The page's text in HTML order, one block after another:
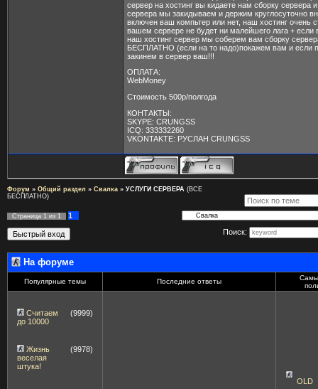
сервер на хостинг вы кидаете нам сборку сервера
сервера мы закидываем и держим круглосуточно
включен ваш компьтер или нет, наш хостинг очень
вашем сервере не будет ни малейшего лага + если
наш хостинг сервер мы соберем вам сборку
БЕСПЛАТНО (если на то надо)покажем вам и если
закинем в сервер ваш!!!
ОПЛАТА:
WebMoney
Стоимость 500р/полгода
КОНТАКТЫ:
SKYPE: CRUNGSS
ICQ: 333332260
VKONTAKTE: РУСЛАН CRUNGSS
Форум » Общий раздел » Свалка » УСЛУГИ СЕРВЕРА (ВСЕ
БЕСПЛАТНО)
Страница 1 из 1
1
Поиск:
На форуме
Популярные темы Последние ответы
Считаем
до 10000
(9999)
Жизнь
веселая
штука!
(9978)
OLD